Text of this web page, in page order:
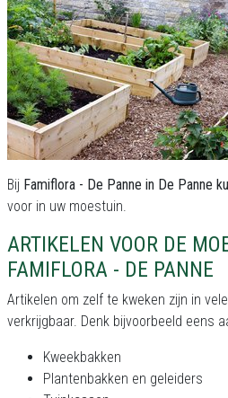
Bij Famiflora - De Panne in De Panne
voor in uw moestuin.
ARTIKELEN VOOR DE
FAMIFLORA - DE PANNE
Artikelen om zelf te kweken zijn in
verkrijgbaar. Denk bijvoorbeeld eens
Kweekbakken
Plantenbakken en geleiders